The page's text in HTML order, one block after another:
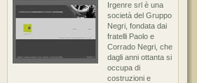
Irgenre srl è una
società del Gruppo
Negri, fondata dai
fratelli Paolo e
Corrado Negri, che
dagli anni ottanta si
occupa di
costruzioni e